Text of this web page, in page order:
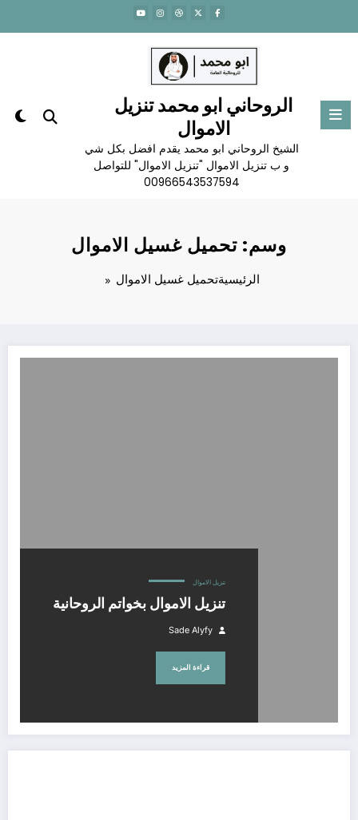
المحتوى
الروحاني ابو محمد تنزيل
الاموال
الشيخ الروحاني ابو محمد يقدم افضل بكل شي
و ب تنزيل الاموال "تنزيل الاموال" للتواصل
00966543537594
وسم: تحميل غسيل الاموال
الرئيسيةتحميل غسيل الاموال
تنزيل الاموال
تنزيل الاموال بخواتم الروحانية
Sade Alyfy
قراءة المزيد